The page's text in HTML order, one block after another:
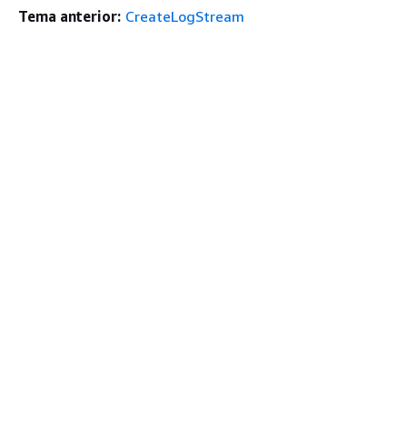
Tema anterior: CreateLogStream